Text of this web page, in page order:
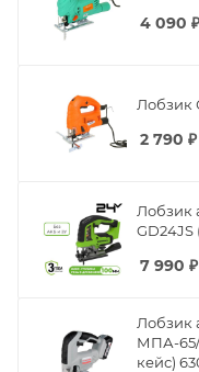
4 090 ₽
Лобзик
2 790 ₽
Лобзик
GD24JS
7 990 ₽
Лобзик
МПА-65/
кейс)